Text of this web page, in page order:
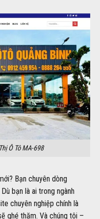
Ô Tô MA-698
Bạn chuyên dòng
bạn là ai trong ngành
chuyên nghiệp chính là
ghé thăm. Và chúng tôi –